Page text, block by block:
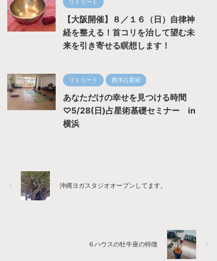
リトリート
【大阪開催】８／１６（日）自律神
経を整える！首コリを治して望む未
来を引き寄せる瞑想します！
リトリート 西洋占星術
あなただけの幸せを見つける時間
♡5/28(日)占星術基礎セミナー in
横浜
沖縄ヨガスタジオオープンしてます。
６ハウスの牡牛座の特徴